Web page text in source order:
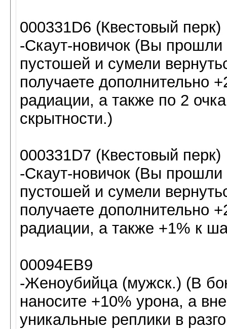
000331D6 (Квестовый перк)
-Скаут-новичок (Вы
пустошей и сумели
получаете дополнительно
радиации, а также по 2
скрытности.)
000331D7 (Квестовый перк)
-Скаут-новичок (Вы
пустошей и сумели
получаете дополнительно
радиации, а также +1% к
00094EB9
-Женоубийца (мужск.) (В
наносите +10% урона, а
уникальные реплики в